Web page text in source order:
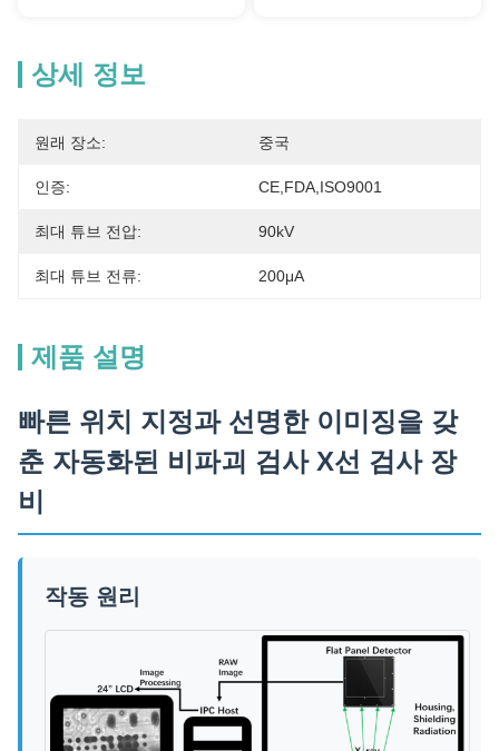
상세 정보
원래 장소: 중국
인증: CE,FDA,ISO9001
최대 튜브 전압: 90kV
최대 튜브 전류: 200μA
제품 설명
빠른 위치 지정과 선명한 이미징을 갖
춘 자동화된 비파괴 검사 X선 검사 장
비
작동 원리